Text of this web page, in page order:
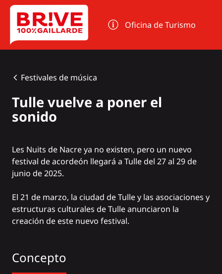
Panel de gestión de cookies
Oficina de Turismo
Festivales de música
Tulle vuelve a poner el
sonido
Les Nuits de Nacre ya no existen, pero un nuevo
festival de acordeón llegará a Tulle del 27 al 29 de
junio de 2025.
El 21 de marzo, la ciudad de Tulle y las asociaciones y
estructuras culturales de Tulle anunciaron la
creación de este nuevo festival.
Concepto